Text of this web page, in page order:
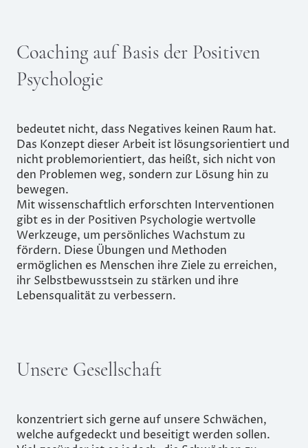
Coaching auf Basis der Positiven
Psychologie
bedeutet nicht, dass Negatives keinen Raum hat.
Das Konzept dieser Arbeit ist lösungsorientiert und
nicht problemorientiert, das heißt, sich nicht von
den Problemen weg, sondern zur Lösung hin zu
bewegen.
Mit wissenschaftlich erforschten Interventionen
gibt es in der Positiven Psychologie wertvolle
Werkzeuge, um persönliches Wachstum zu
fördern. Diese Übungen und Methoden
ermöglichen es Menschen ihre Ziele zu erreichen,
ihr Selbstbewusstsein zu stärken und ihre
Lebensqualität zu verbessern.
Unsere Gesellschaft
konzentriert sich gerne auf unsere Schwächen,
welche aufgedeckt und beseitigt werden sollen.